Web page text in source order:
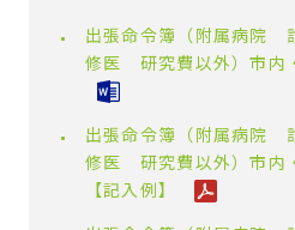
出張命令簿（附属病院
修医 研究費以外）市内
出張命令簿（附属病院
修医 研究費以外）市内
【記入例】